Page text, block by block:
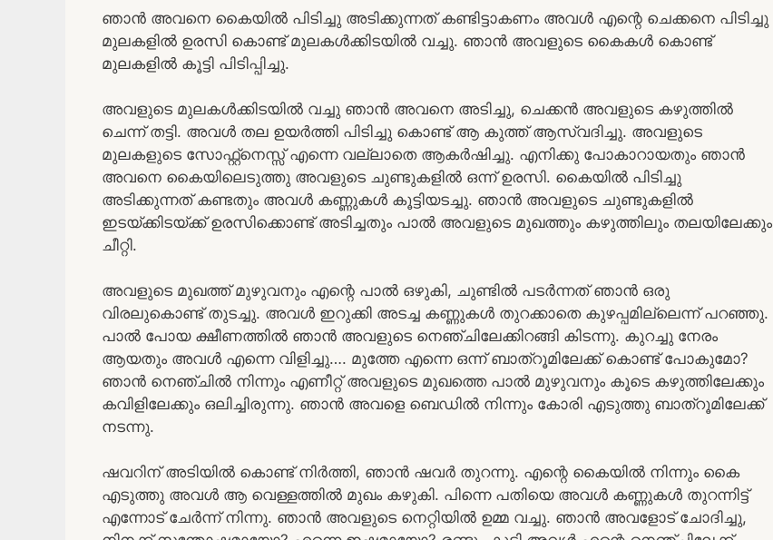
ഞാൻ അവനെ കൈയിൽ പിടിച്ചു അടിക്കുന്നത് കണ്ടിട്ടാകണം അവൾ എന്റെ ചെക്കനെ പിടിച്ചു
മുലകളിൽ ഉരസി കൊണ്ട് മുലകൾക്കിടയിൽ വച്ചു. ഞാൻ അവളുടെ കൈകൾ കൊണ്ട്
മുലകളിൽ കൂട്ടി പിടിപ്പിച്ചു.
അവളുടെ മുലകൾക്കിടയിൽ വച്ചു ഞാൻ അവനെ അടിച്ചു, ചെക്കൻ അവളുടെ കഴുത്തിൽ
ചെന്ന് തട്ടി. അവൾ തല ഉയർത്തി പിടിച്ചു കൊണ്ട് ആ കുത്ത് ആസ്വദിച്ചു. അവളുടെ
മുലകളുടെ സോഫ്റ്റ്നെസ്സ് എന്നെ വല്ലാതെ ആകർഷിച്ചു. എനിക്കു പോകാറായതും ഞാൻ
അവനെ കൈയിലെടുത്തു അവളുടെ ചുണ്ടുകളിൽ ഒന്ന് ഉരസി. കൈയിൽ പിടിച്ചു
അടിക്കുന്നത് കണ്ടതും അവൾ കണ്ണുകൾ കൂട്ടിയടച്ചു. ഞാൻ അവളുടെ ചുണ്ടുകളിൽ
ഇടയ്ക്കിടയ്ക്ക് ഉരസിക്കൊണ്ട് അടിച്ചതും പാൽ അവളുടെ മുഖത്തും കഴുത്തിലും തലയിലേക്കും
ചീറ്റി.
അവളുടെ മുഖത്ത് മുഴുവനും എന്റെ പാൽ ഒഴുകി, ചുണ്ടിൽ പടർന്നത് ഞാൻ ഒരു
വിരലുകൊണ്ട് തുടച്ചു. അവൾ ഇറുക്കി അടച്ച കണ്ണുകൾ തുറക്കാതെ കുഴപ്പമില്ലെന്ന് പറഞ്ഞു.
പാൽ പോയ ക്ഷീണത്തിൽ ഞാൻ അവളുടെ നെഞ്ചിലേക്കിറങ്ങി കിടന്നു. കുറച്ചു നേരം
ആയതും അവൾ എന്നെ വിളിച്ചു…. മുത്തേ എന്നെ ഒന്ന് ബാത്‌റൂമിലേക്ക് കൊണ്ട് പോകുമോ?
ഞാൻ നെഞ്ചിൽ നിന്നും എണീറ്റ് അവളുടെ മുഖത്തെ പാൽ മുഴുവനും കൂടെ കഴുത്തിലേക്കും
കവിളിലേക്കും ഒലിച്ചിരുന്നു. ഞാൻ അവളെ ബെഡിൽ നിന്നും കോരി എടുത്തു ബാത്‌റൂമിലേക്ക്
നടന്നു.
ഷവറിന് അടിയിൽ കൊണ്ട് നിർത്തി, ഞാൻ ഷവർ തുറന്നു. എന്റെ കൈയിൽ നിന്നും കൈ
എടുത്തു അവൾ ആ വെള്ളത്തിൽ മുഖം കഴുകി. പിന്നെ പതിയെ അവൾ കണ്ണുകൾ തുറന്നിട്ട്‌
എന്നോട് ചേർന്ന് നിന്നു. ഞാൻ അവളുടെ നെറ്റിയിൽ ഉമ്മ വച്ചു. ഞാൻ അവളോട്‌ ചോദിച്ചു,